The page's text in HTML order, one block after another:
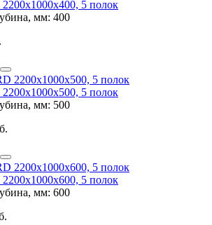
5 полок
мм: 400
5 полок
мм: 500
5 полок
мм: 600